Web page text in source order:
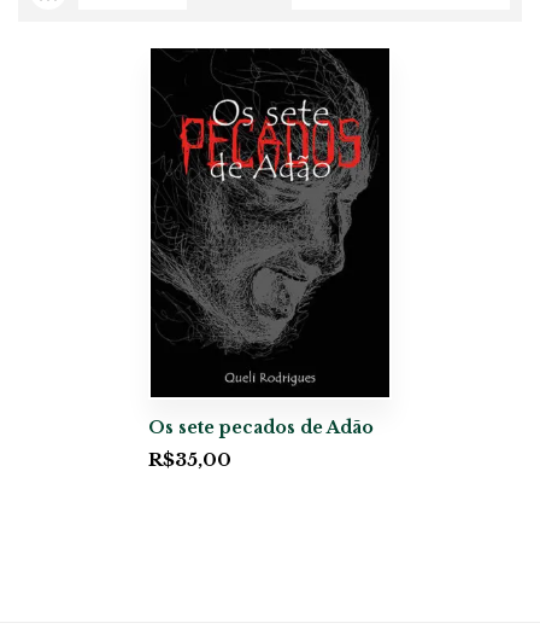
Os sete pecados de Adão
R$35,00